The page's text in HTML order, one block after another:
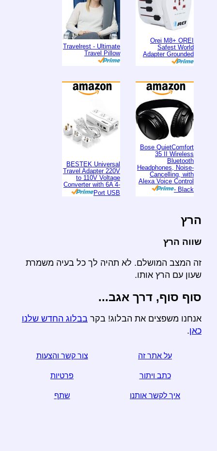
Orei M8+ OREI
Safest World
Adapter Grounded
Travelrest - Ultimate
Travel Pillow
Bose QuietComfort
35 II Wireless
Bluetooth
Headphones, Noise-
Cancelling, with
Alexa Voice Control
- Black
BESTEK Universal
Travel Adapter 220V
to 110V Voltage
Converter with 6A 4-
Port USB
הרץ
שווה הרץ
זה המצב המושלם. לא תהיה לך כל בעיה משמרת
שעון עם הרץ אותו.
סוף סוף, דרך אגב...
אנחנו משפצים את הבלוג! בקר בבלוג החדש שלנו
כאן.
על אתר זה צור קשר והצעות
כתב ויתור פרטיות
איך לקשר אותנו שתף